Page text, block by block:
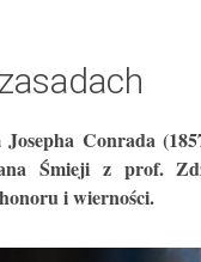
Conrada
Śmieji z prof.
i wierności.